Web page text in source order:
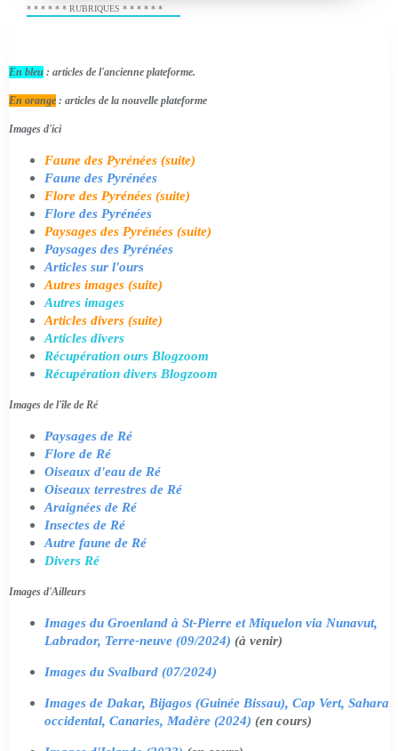
* * * * * * RUBRIQUES * * * * * *
En bleu : articles de l'ancienne plateforme.
En orange : articles de la nouvelle plateforme
Images d'ici
Faune des Pyrénées (suite)
Faune des Pyrénées
Flore des Pyrénées (suite)
Flore des Pyrénées
Paysages des Pyrénées (suite)
Paysages des Pyrénées
Articles sur l'ours
Autres images (suite)
Autres images
Articles divers (suite)
Articles divers
Récupération ours Blogzoom
Récupération divers Blogzoom
Images de l'île de Ré
Paysages de Ré
Flore de Ré
Oiseaux d'eau de Ré
Oiseaux terrestres de Ré
Araignées de Ré
Insectes de Ré
Autre faune de Ré
Divers Ré
Images d'Ailleurs
Images du Groenland à St-Pierre et Miquelon via Nunavut,
Labrador, Terre-neuve (09/2024) (à venir)
Images du Svalbard (07/2024)
Images de Dakar, Bijagos (Guinée Bissau), Cap Vert, Sahara
occidental, Canaries, Madère (2024) (en cours)